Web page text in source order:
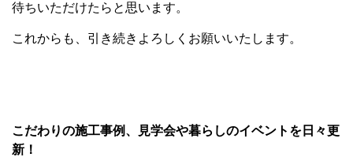
待ちいただけたらと思います。
これからも、引き続きよろしくお願いいたします。
こだわりの施工事例、見学会や暮らしのイベントを日々更
新！